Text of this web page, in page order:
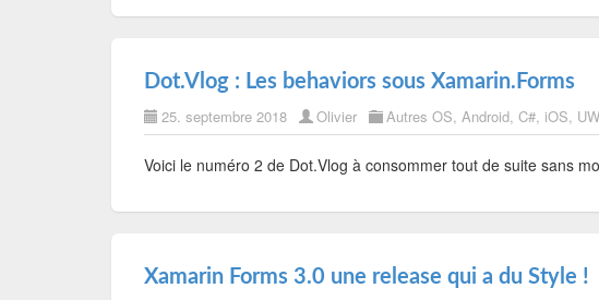
Dot.Vlog : Les behaviors sous Xamarin.Forms
25. septembre 2018 Olivier Autres OS, Android, C#, iOS,
Voici le numéro 2 de Dot.Vlog à consommer tout de suite sans
Xamarin Forms 3.0 une release qui a du Style !